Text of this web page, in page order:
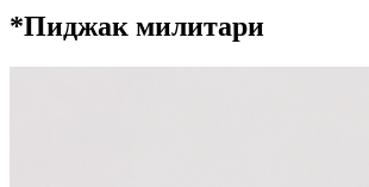
*Пиджак милитари